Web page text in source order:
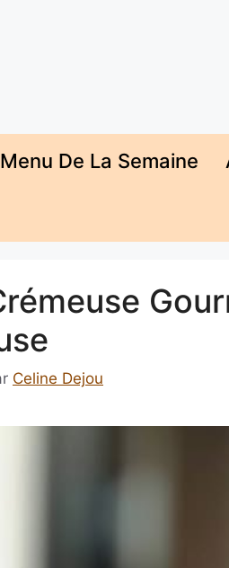
Menu De La Semaine
Celine Dejou